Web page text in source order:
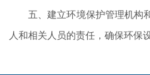
五、建立环境保护管理机构
人和相关人员的责任，确保环保